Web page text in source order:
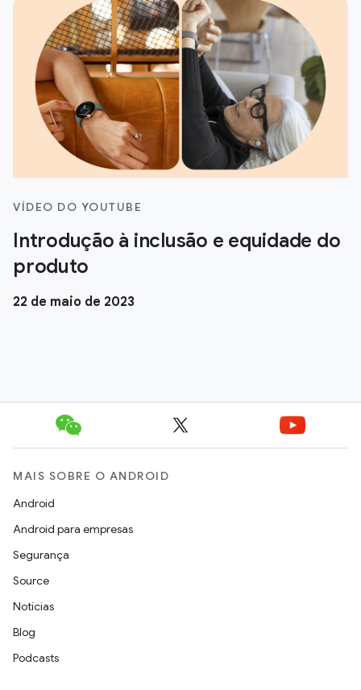
VÍDEO DO YOUTUBE
Introdução à inclusão e equidade do
produto
22 de maio de 2023
MAIS SOBRE O ANDROID
Android
Android para empresas
Segurança
Source
Notícias
Blog
Podcasts